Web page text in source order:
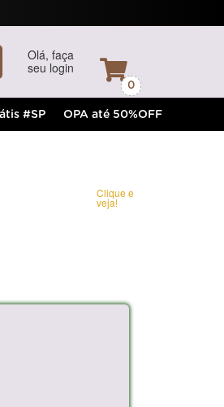
Olá, faça
seu login
0
#SP OPA até 50%OFF
Clique e
veja!